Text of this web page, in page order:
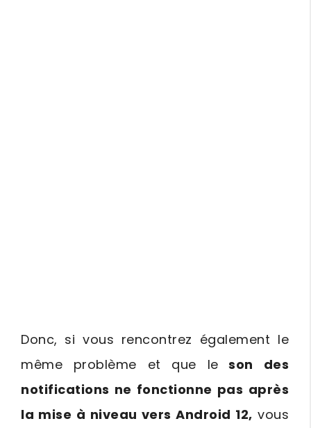
Donc, si vous rencontrez également le
même problème et que le son des
notifications ne fonctionne pas après
la mise à niveau vers Android 12, vous